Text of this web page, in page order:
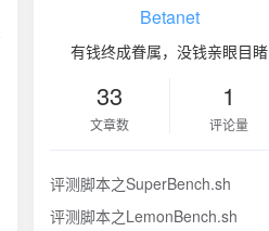
Betanet
有钱终成眷属，没钱亲眼目睹
33
文章数
1
评论量
评测脚本之SuperBench.sh
评测脚本之LemonBench.sh